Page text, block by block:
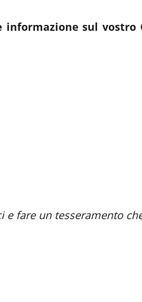
informazione sul
e fare un tesseramento